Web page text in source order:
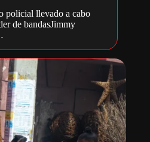
policial llevado a cabo
de bandasJimmy